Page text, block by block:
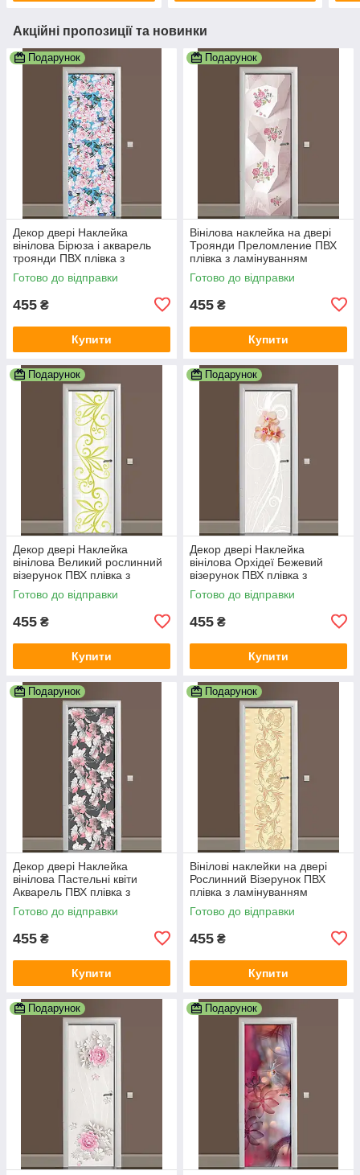
Акційні пропозиції та новинки
Подарунок
Декор двері Наклейка
вінілова Бірюза і акварель
троянди ПВХ плівка з
ламінуванням 600х1800 мм
Абстракція Рожевий
Готово до відправки
455 ₴
Купити
Подарунок
Вінілова наклейка на двері
Троянди Преломление ПВХ
плівка з ламінуванням
600х1800 мм Абстракція
Рожевий
Готово до відправки
455 ₴
Купити
Подарунок
Декор двері Наклейка
вінілова Великий рослинний
візерунок ПВХ плівка з
ламінуванням 600х1800 мм
Абстракція Сірий
Готово до відправки
455 ₴
Купити
Подарунок
Декор двері Наклейка
вінілова Орхідеї Бежевий
візерунок ПВХ плівка з
ламінуванням 600х1800 мм
Абстракція Сірий
Готово до відправки
455 ₴
Купити
Подарунок
Декор двері Наклейка
вінілова Пастельні квіти
Акварель ПВХ плівка з
ламінуванням 600х1800 мм
абстракція Сірий
Готово до відправки
455 ₴
Купити
Подарунок
Вінілові наклейки на двері
Рослинний Візерунок ПВХ
плівка з ламінуванням
600х1800 мм Абстракція
Бежевий
Готово до відправки
455 ₴
Купити
Подарунок Подарунок